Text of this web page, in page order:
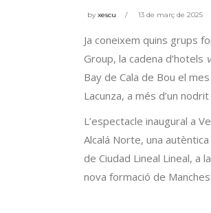
byxescu 13 de març de 2025
Ja coneixem quins grups
Group, la cadena d’hotels
Bay de Cala de Bou el
Lacunza, a més d’un
L’espectacle inaugural a
Alcalá Norte, una
de Ciudad Lineal Lineal, a
nova formació de